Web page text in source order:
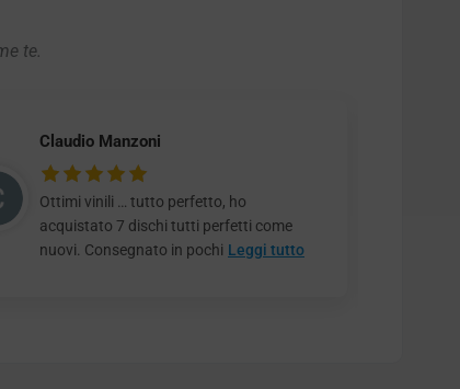
te.
Claudio Manzoni
Ottimi vinili … tutto perfetto, ho
acquistato 7 dischi tutti perfetti come
nuovi. Consegnato in pochi Leggi tutto